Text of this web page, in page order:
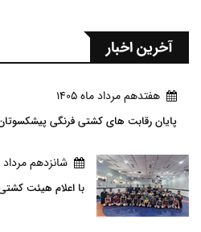
آخرین اخبار
هفتدهم مرداد ماه 1405
پایان رقابت های کشتی فرنگی
شانزدهم مرداد ماه
با اعلام هیئت